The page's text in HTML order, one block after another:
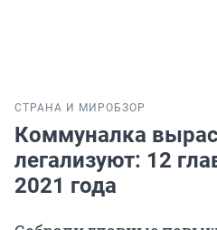
СТРАНА И МИРОБЗОР
Коммуналка
легализуют: 12
2021 года